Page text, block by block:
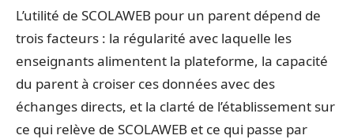
L’utilité de SCOLAWEB pour un parent dépend de
trois facteurs : la régularité avec laquelle les
enseignants alimentent la plateforme, la capacité
du parent à croiser ces données avec des
échanges directs, et la clarté de l’établissement sur
ce qui relève de SCOLAWEB et ce qui passe par